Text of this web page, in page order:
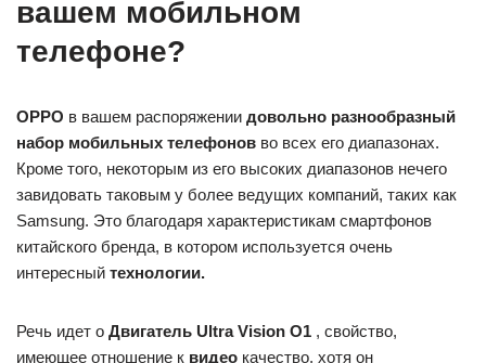
вашем мобильном
телефоне?
OPPO в вашем распоряжении довольно разнообразный
набор мобильных телефонов во всех его диапазонах.
Кроме того, некоторым из его высоких диапазонов нечего
завидовать таковым у более ведущих компаний, таких как
Samsung. Это благодаря характеристикам смартфонов
китайского бренда, в котором используется очень
интересный технологии.
Речь идет о Двигатель Ultra Vision O1 , свойство,
имеющее отношение к видео качество, хотя он